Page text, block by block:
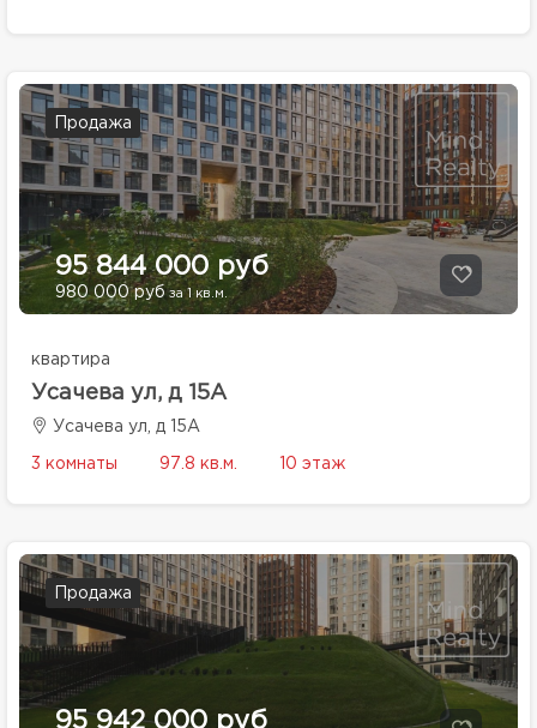
Продажа
95 844 000 руб
980 000 руб за 1 кв.м.
квартира
Усачева ул, д 15А
Усачева ул, д 15А
3 комнаты 97.8 кв.м. 10 этаж
Продажа
95 942 000 руб